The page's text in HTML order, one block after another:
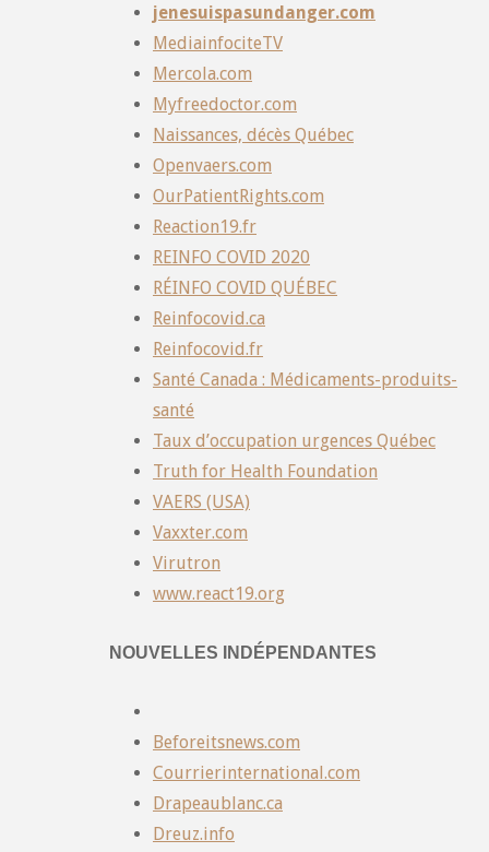
jenesuispasundanger.com
MediainfociteTV
Mercola.com
Myfreedoctor.com
Naissances, décès Québec
Openvaers.com
OurPatientRights.com
Reaction19.fr
REINFO COVID 2020
RÉINFO COVID QUÉBEC
Reinfocovid.ca
Reinfocovid.fr
Santé Canada : Médicaments-produits-
santé
Taux d’occupation urgences Québec
Truth for Health Foundation
VAERS (USA)
Vaxxter.com
Virutron
www.react19.org
NOUVELLES INDÉPENDANTES
Beforeitsnews.com
Courrierinternational.com
Drapeaublanc.ca
Dreuz.info